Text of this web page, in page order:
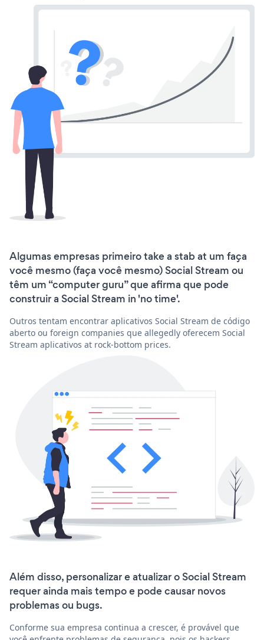
Algumas empresas primeiro take a stab at um faça
você mesmo (faça você mesmo) Social Stream ou
têm um “computer guru” que afirma que pode
construir a Social Stream in 'no time'.
Outros tentam encontrar aplicativos Social Stream de código
aberto ou foreign companies que allegedly oferecem Social
Stream aplicativos at rock-bottom prices.
Além disso, personalizar e atualizar o Social Stream
requer ainda mais tempo e pode causar novos
problemas ou bugs.
Conforme sua empresa continua a crescer, é provável que